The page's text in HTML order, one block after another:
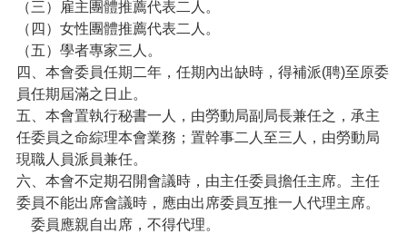
首
頁
網
站
導
覽
市
政
信
（三）雇主團體推薦代表二人。
（四）女性團體推薦代表二人。
（五）學者專家三人。
四、本會委員任期二年，任期內出缺時，得補派(聘)至原委
員任期屆滿之日止。
五、本會置執行秘書一人，由勞動局副局長兼任之，承主
任委員之命綜理本會業務；置幹事二人至三人，由勞動局
現職人員派員兼任。
六、本會不定期召開會議時，由主任委員擔任主席。主任
委員不能出席會議時，應由出席委員互推一人代理主席。
委員應親自出席，不得代理。